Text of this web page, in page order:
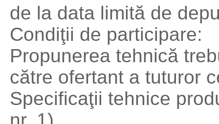
de la data limită de
Condiţii de participare:
Propunerea tehnică
către ofertant a tuturor
Specificaţii tehnice